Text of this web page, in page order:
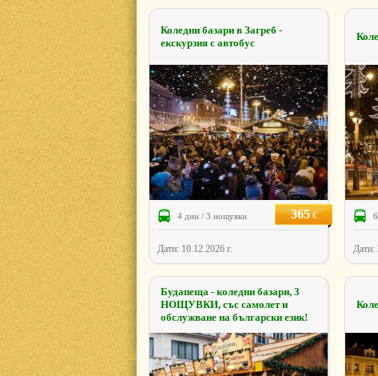
Коледни базари в Загреб -
екскурзия с автобус
4 дни / 3 нощувки 365€
Дати: 10.12.2026 г. Дати:
Будапеща - коледни базари, 3
НОЩУВКИ, със самолет и
обслужване на български език!